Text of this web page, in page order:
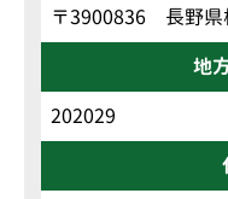
〒3900836 長野
地
202029